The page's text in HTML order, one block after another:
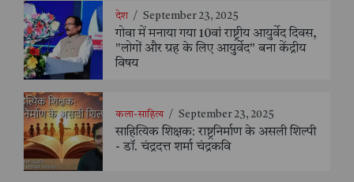
देश / September 23, 2025
गोवा में मनाया गया 10वां राष्ट्रीय आयुर्वेद दिवस,
"लोगों और ग्रह के लिए आयुर्वेद" बना केंद्रीय
विषय
कला-साहित्य / September 23, 2025
साहित्यिक शिक्षक: राष्ट्रनिर्माण के असली शिल्पी
- डॉ. चंद्रदत्त शर्मा चंद्रकवि